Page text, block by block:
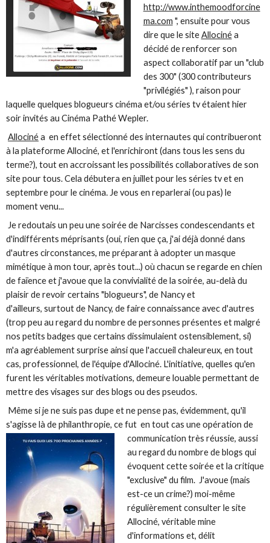
http://www.inthemoodforcine
ma.com ", ensuite pour vous
dire que le siteAllocinéa
décidé de renforcer son
aspect collaboratif par un "club
des 300" (300 contributeurs
"privilégiés" ), raison pour
laquelle quelques blogueurs cinéma et/ou séries tv étaient hier
soir invités au Cinéma Pathé Wepler.
Allocinéa en effet sélectionné des internautes qui contribueront
à la plateforme Allociné, et l'enrichiront (dans tous les sens du
terme?), tout en accroissant les possibilités collaboratives de son
site pour tous. Cela débutera en juillet pour les séries tv et en
septembre pour le cinéma. Je vous en reparlerai (ou pas) le
moment venu...
Je redoutais un peu une soirée de Narcisses condescendants et
d'indifférents méprisants (oui, rien que ça, j'ai déjà donné dans
d'autres circonstances, me préparant à adopter un masque
mimétique à mon tour, après tout...) où chacun se regarde en chien
de faïence et j'avoue que la convivialité de la soirée, au-delà du
plaisir de revoir certains "blogueurs", de Nancy et
d'ailleurs, surtout de Nancy, de faire connaissance avec d'autres
(trop peu au regard du nombre de personnes présentes et malgré
nos petits badges que certains dissimulaient ostensiblement, si)
m'a agréablement surprise ainsi que l'accueil chaleureux, en tout
cas, professionnel, de l'équipe d'Allociné. L'initiative, quelles qu'en
furent les véritables motivations, demeure louable permettant de
mettre des visages sur des blogs ou des pseudos.
Même si je ne suis pas dupe et ne pense pas, évidemment, qu'il
s'agisse là de philanthropie, ce fut en tout cas une opération de
communication très réussie, aussi
au regard du nombre de blogs qui
évoquent cette soirée et la critique
"exclusive" du film. J'avoue (mais
est-ce un crime?) moi-même
régulièrement consulter le site
Allociné, véritable mine
d'informations et, délit